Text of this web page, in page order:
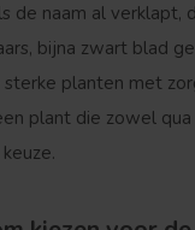
de naam al verklapt,
bijna zwart blad
planten met
plant die zowel